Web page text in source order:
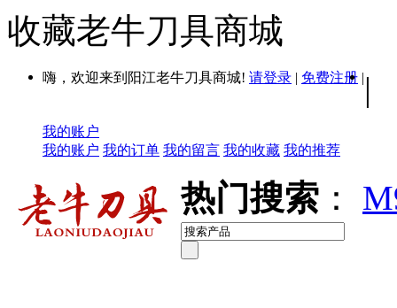
收藏老牛刀具商城
嗨，欢迎来到阳江老牛刀具商城! 请登录 | 免费注册 | |
我的账户
我的账户 我的订单 我的留言 我的收藏 我的推荐
热门搜索 ：